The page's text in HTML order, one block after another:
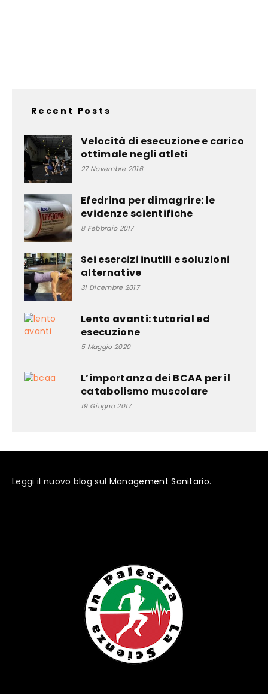
Recent Posts
Velocità di esecuzione e carico
ottimale negli atleti
27 Novembre 2016
Efedrina per dimagrire: le
evidenze scientifiche
8 Febbraio 2017
Sei esercizi inutili e soluzioni
alternative
31 Dicembre 2017
Lento avanti: tutorial ed
esecuzione
5 Maggio 2020
L’importanza dei BCAA per il
catabolismo muscolare
19 Giugno 2017
Leggi il nuovo blog sul Management Sanitario.